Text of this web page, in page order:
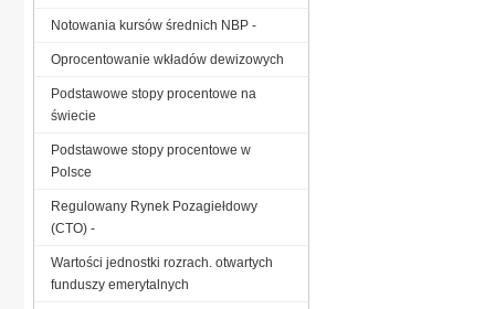
Notowania kursów średnich NBP -
Oprocentowanie wkładów dewizowych
Podstawowe stopy procentowe na
świecie
Podstawowe stopy procentowe w
Polsce
Regulowany Rynek Pozagiełdowy
(CTO) -
Wartości jednostki rozrach. otwartych
funduszy emerytalnych